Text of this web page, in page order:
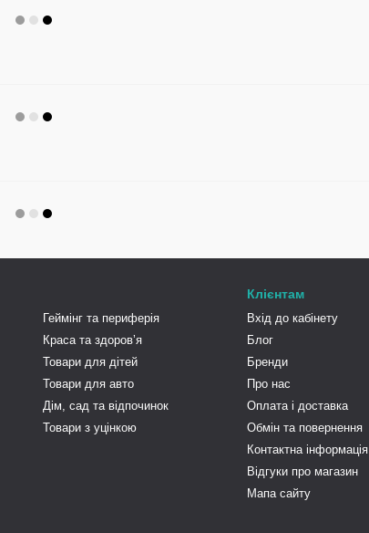
Геймінг та периферія
Краса та здоровʼя
Товари для дітей
Товари для авто
Дім, сад та відпочинок
Товари з уцінкою
Клієнтам
Вхід до кабінету
Блог
Бренди
Про нас
Оплата і доставка
Обмін та повернення
Контактна інформація
Відгуки про магазин
Мапа сайту